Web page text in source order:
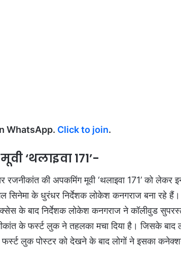
WhatsApp. Click to join.
‘थलाइवा 171’-
रजनीकांत की अपकमिंग मूवी ‘थलाइवा 171’ को लेकर
सिनेमा के धुरंधर निर्देशक लोकेश कनगराज बना रहे हैं।
के बाद निर्देशक लोकेश कनगराज ने कॉलीवुड
के फर्स्ट लुक ने तहलका मचा दिया है। जिसके
लुक पोस्टर को देखने के बाद लोगों ने इसका